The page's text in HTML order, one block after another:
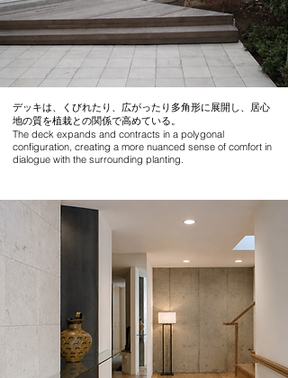
デッキは、くびれたり、広がったり多角形に展開し、居心
地の質を植栽との関係で高めている。
The deck expands and contracts in a polygonal
configuration, creating a more nuanced sense of comfort in
dialogue with the surrounding planting.